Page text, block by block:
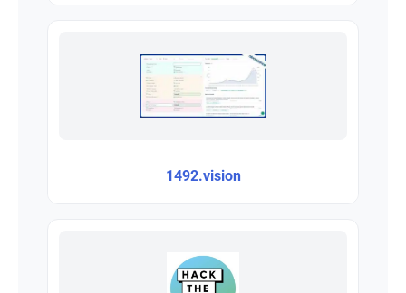
1492.vision